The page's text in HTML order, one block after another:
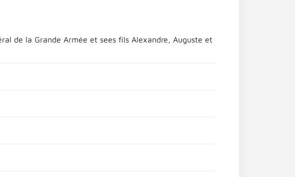
de la Grande Armée et sees fils Alexandre, Auguste et